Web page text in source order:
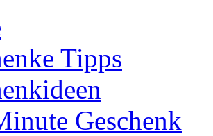
Tipps
Geschenk